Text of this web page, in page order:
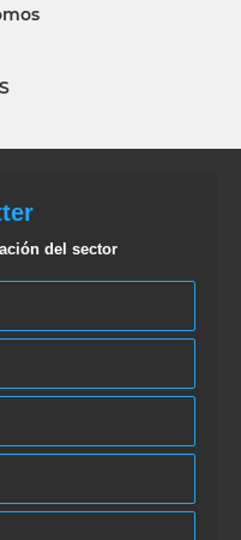
del sector